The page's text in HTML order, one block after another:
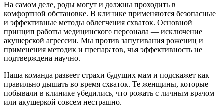
На самом деле, роды могут и должны проходить в
комфортной обстановке. В клинике применяются безопасные
и эффективные методы облегчения схваток. Основной
принцип работы медицинского персонала — исключение
акушерской агрессии. Мы против запугивания рожениц и
применения методик и препаратов, чья эффективность не
подтверждена научно.
Наша команда развеет страхи будущих мам и подскажет как
правильно дышать во время схваток. Те женщины, которые
побывали в клинике убедились, что рожать с личным врачом
или акушеркой совсем нестрашно.